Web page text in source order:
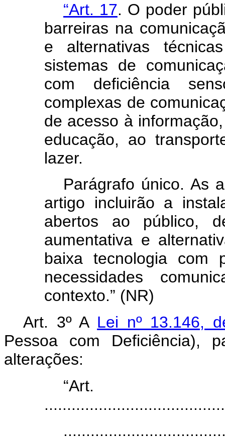
“Art. 17. O poder
barreiras na
e alternativas
sistemas de
com deficiência
complexas de
de acesso à
educação, ao
lazer.
Parágrafo único. As
artigo incluirão a
abertos ao público,
aumentativa e
baixa tecnologia com
necessidades
contexto.” (NR)
Art. 3º A Lei nº 13.146,
Pessoa com Deficiência),
alterações: